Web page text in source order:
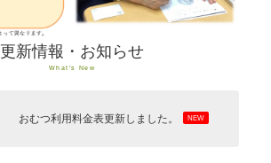
更新情報・お知らせ
What's New
おむつ利用料金表更新しました。 NEW